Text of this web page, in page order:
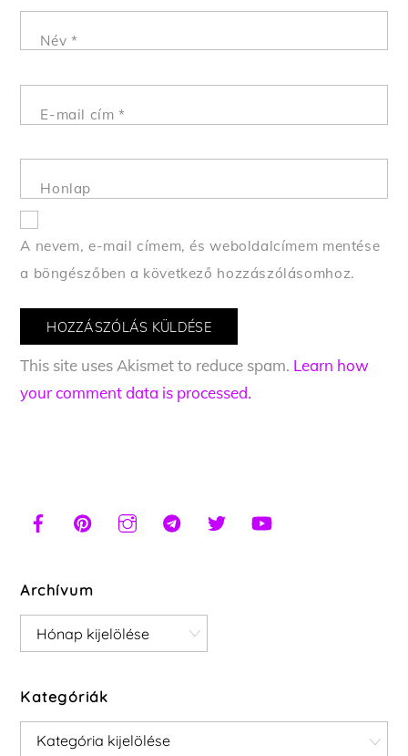
Név *
E-mail cím*
Honlap
A nevem, e-mail címem, és weboldalcímem mentése
a böngészőben a következő hozzászólásomhoz.
This site uses Akismet to reduce spam. Learn how
your comment data is processed.
Archívum
Archívum
Kategóriák
Kategóriák